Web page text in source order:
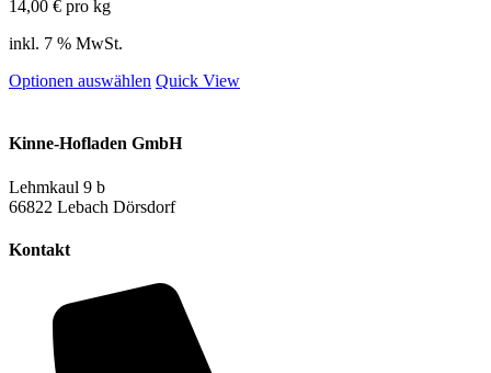
14,00 € pro kg
inkl. 7 % MwSt.
Optionen auswählen Quick View
Kinne-Hofladen GmbH
Lehmkaul 9 b
66822 Lebach Dörsdorf
Kontakt